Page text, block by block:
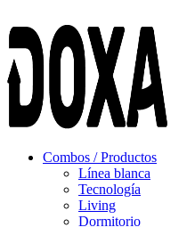
Combos / Productos
Línea blanca
Tecnología
Living
Dormitorio